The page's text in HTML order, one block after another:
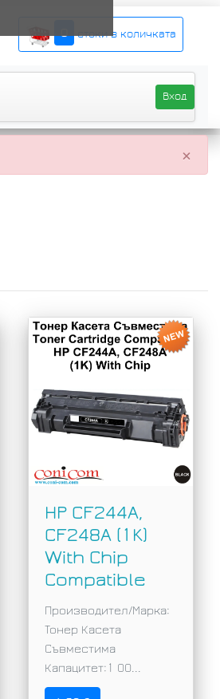
стоки в количката
Вход
×
HP CF244A,
CF248A (1K)
With Chip
Compatible
Производител/Марка:
Тонер Касета
Съвместимa
Капацитет:1 00...